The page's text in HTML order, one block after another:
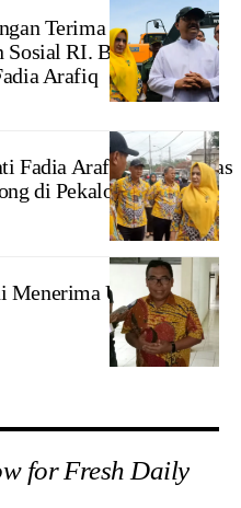
Terima Bantuan
Sosial RI. Bantuan
Arafiq
Bupati Fadia
Arafiq
bersama
Sekda cek
kondisi jalan
yang rusak
karena hujan
Fadia Arafiq Tinjau Ruas
di Pekalongan.
Menerima Uang 90 Juta
for Fresh Daily